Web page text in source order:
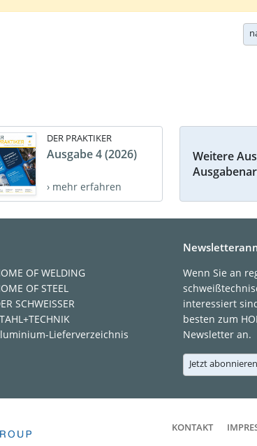
DER PRAKTIKER
Ausgabe 4 (2026)
› mehr erfahren
Weitere
OF WELDING
OF STEEL
SCHWEISSER
Lieferverzeichnis
Wenn Sie an
interessiert
besten zum
Newsletter an.
Jetzt
KONTAKT